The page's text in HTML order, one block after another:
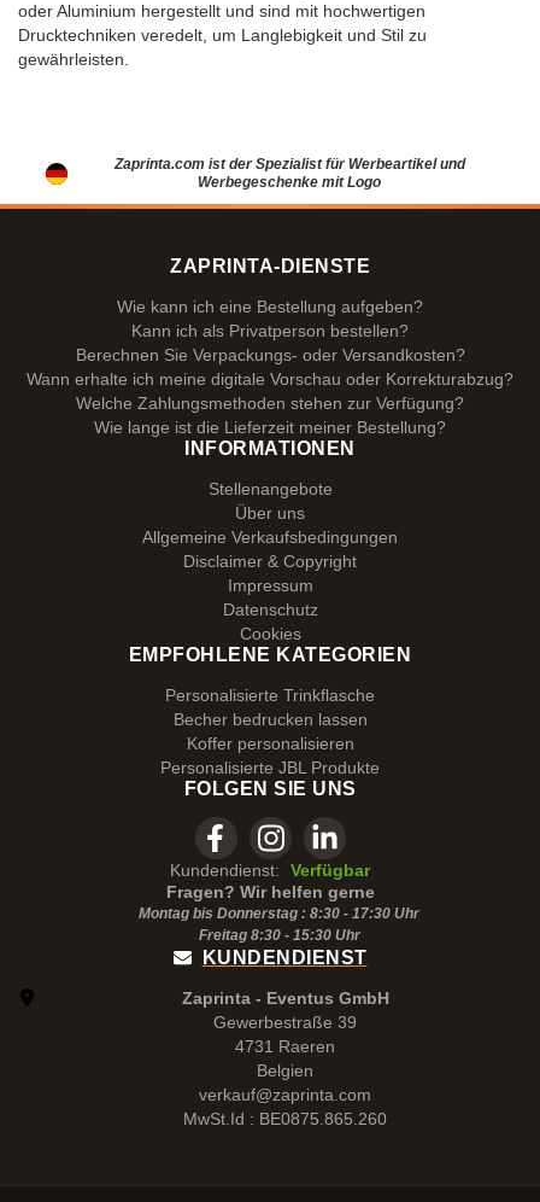
oder Aluminium hergestellt und sind mit hochwertigen
Drucktechniken veredelt, um Langlebigkeit und Stil zu
gewährleisten.
Zaprinta.com ist der Spezialist für Werbeartikel und
Werbegeschenke mit Logo
ZAPRINTA-DIENSTE
Wie kann ich eine Bestellung aufgeben?
Kann ich als Privatperson bestellen?
Berechnen Sie Verpackungs- oder Versandkosten?
Wann erhalte ich meine digitale Vorschau oder Korrekturabzug?
Welche Zahlungsmethoden stehen zur Verfügung?
Wie lange ist die Lieferzeit meiner Bestellung?
INFORMATIONEN
Stellenangebote
Über uns
Allgemeine Verkaufsbedingungen
Disclaimer & Copyright
Impressum
Datenschutz
Cookies
EMPFOHLENE KATEGORIEN
Personalisierte Trinkflasche
Becher bedrucken lassen
Koffer personalisieren
Personalisierte JBL Produkte
FOLGEN SIE UNS
Kundendienst:
Verfügbar
Fragen? Wir helfen gerne
Montag bis Donnerstag : 8:30 - 17:30 Uhr
Freitag 8:30 - 15:30Uhr
KUNDENDIENST
Zaprinta - Eventus GmbH
Gewerbestraße 39
4731 Raeren
Belgien
verkauf@zaprinta.com
MwSt.Id : BE0875.865.260